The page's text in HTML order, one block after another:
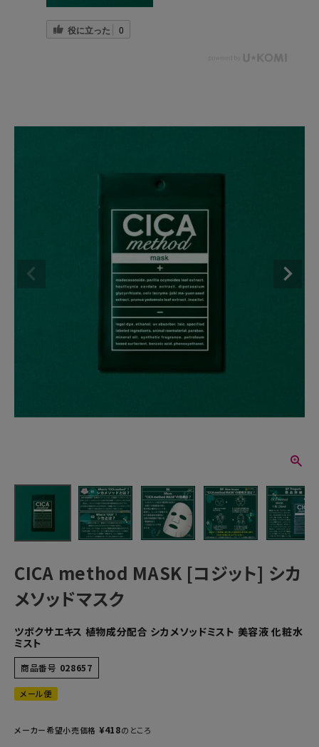
役に立った 0
CICA method MASK [コジット] シカ
メソッドマスク
ツボクサエキス 植物成分配合 シカメソッドミスト 美容液 化粧水
ミスト
商品番号 028657
メール便
メーカー希望小売価格 ¥418のところ